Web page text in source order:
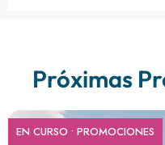
Próximas
EN CURSO • PROMOCIONES